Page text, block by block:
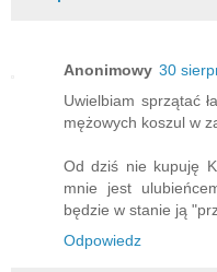
Anonimowy 30
Uwielbiam sprzątać
mężowych koszul w
Od dziś nie kupuję
mnie jest
będzie w stanie ją
Odpowiedz